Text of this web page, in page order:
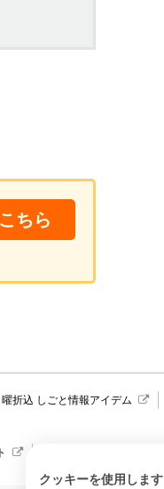
ちら
曜折込 しごと情報アイデム
クッキーを使用します